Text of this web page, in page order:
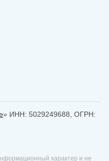
» ИНН: 5029249688, ОГРН:
характер и не